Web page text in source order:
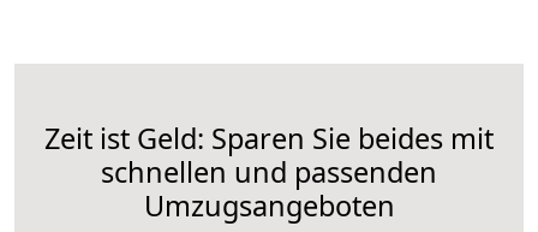
Zeit ist Geld: Sparen Sie beides mit
schnellen und passenden
Umzugsangeboten